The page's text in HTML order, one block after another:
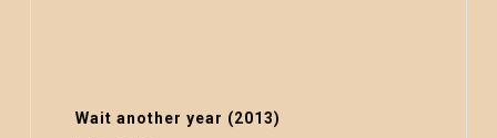
Wait another year (2013)